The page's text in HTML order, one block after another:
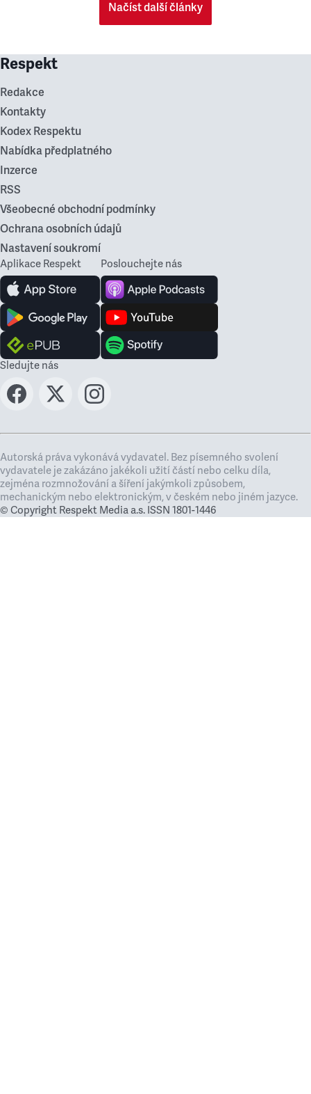
Načíst další články
Respekt
Redakce
Kontakty
Kodex Respektu
Nabídka předplatného
Inzerce
RSS
Všeobecné obchodní podmínky
Ochrana osobních údajů
Nastavení soukromí
Aplikace Respekt Poslouchejte nás
Sledujte nás
Autorská práva vykonává vydavatel. Bez písemného svolení
vydavatele je zakázáno jakékoli užití částí nebo celku díla,
zejména rozmnožování a šíření jakýmkoli způsobem,
mechanickým nebo elektronickým, v českém nebo jiném jazyce.
© Copyright Respekt Media a.s. ISSN 1801-1446